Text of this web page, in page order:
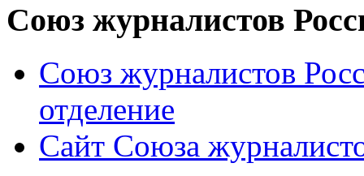
Союз журналистов
Союз журналистов
отделение
Сайт Союза